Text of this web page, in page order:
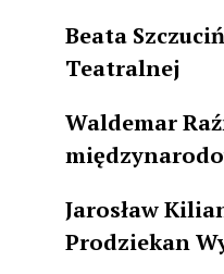
Beata
Teatralnej
Waldemar
Jarosław
Prodziekan